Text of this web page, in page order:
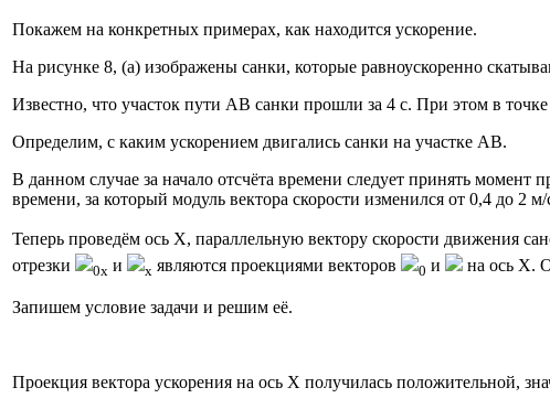
Покажем на конкретных примерах, как находится ускорение.
На рисунке 8, (а) изображены санки, которые равноускоренно
Известно, что участок пути АВ санки прошли за 4 с. При этом в
Определим, с каким ускорением двигались санки на участке АВ.
В данном случае за начало отсчёта времени следует принять
времени, за который модуль вектора скорости изменился от 0,4 до 2 м/
Теперь проведём ось X, параллельную вектору скорости движения
отрезки
0x и x являются проекциями векторов 0 и на ось X.
Запишем условие задачи и решим её.
Проекция вектора ускорения на ось X получилась положительной,